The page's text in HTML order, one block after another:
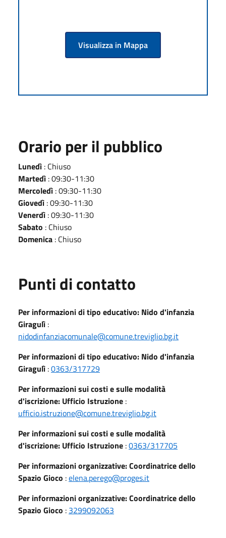
Visualizza in Mappa
Orario per il pubblico
Lunedì : Chiuso
Martedì : 09:30-11:30
Mercoledì : 09:30-11:30
Giovedì : 09:30-11:30
Venerdì : 09:30-11:30
Sabato : Chiuso
Domenica : Chiuso
Punti di contatto
Per informazioni di tipo educativo: Nido d'infanzia
Giragulì :
nidodinfanziacomunale@comune.treviglio.bg.it
Per informazioni di tipo educativo: Nido d'infanzia
Giragulì :0363/317729
Per informazioni sui costi e sulle modalità
d'iscrizione: Ufficio Istruzione :
ufficio.istruzione@comune.treviglio.bg.it
Per informazioni sui costi e sulle modalità
d'iscrizione: Ufficio Istruzione :0363/317705
Per informazioni organizzative: Coordinatrice dello
Spazio Gioco :elena.perego@proges.it
Per informazioni organizzative: Coordinatrice dello
Spazio Gioco : 3299092063